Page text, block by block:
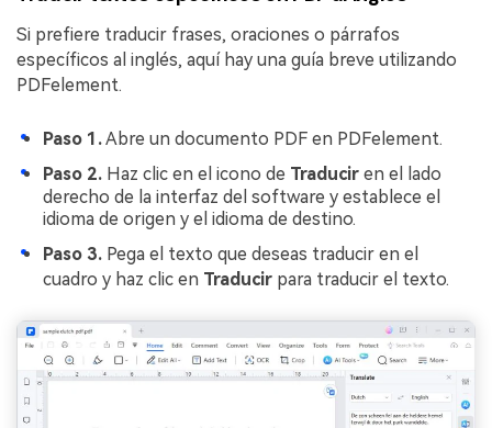
Si prefiere traducir frases, oraciones o párrafos
específicos al inglés, aquí hay una guía breve utilizando
PDFelement.
Paso 1.Abre un documento PDF en PDFelement.
Paso 2. Haz clic en el icono de Traducir en el lado
derecho de la interfaz del software y establece el
idioma de origen y el idioma de destino.
Paso 3. Pega el texto que deseas traducir en el
cuadro y haz clic en Traducir para traducir el texto.